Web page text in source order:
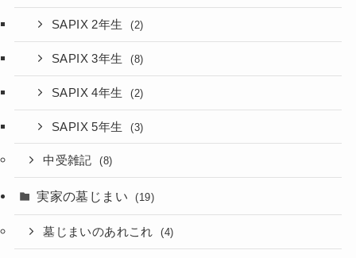
SAPIX 2年生 (2)
SAPIX 3年生 (8)
SAPIX 4年生 (2)
SAPIX 5年生 (3)
中受雑記 (8)
実家の墓じまい (19)
墓じまいのあれこれ (4)